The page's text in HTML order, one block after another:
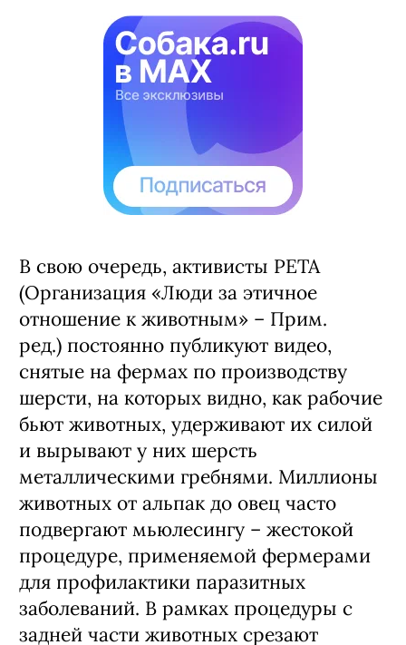
В свою очередь, активисты PETA
(Организация «Люди за этичное
отношение к животным» – Прим.
ред.) постоянно публикуют видео,
снятые на фермах по производству
шерсти, на которых видно, как рабочие
бьют животных, удерживают их силой
и вырывают у них шерсть
металлическими гребнями. Миллионы
животных от альпак до овец часто
подвергают мьюлесингу – жестокой
процедуре, применяемой фермерами
для профилактики паразитных
заболеваний. В рамках процедуры с
задней части животных срезают